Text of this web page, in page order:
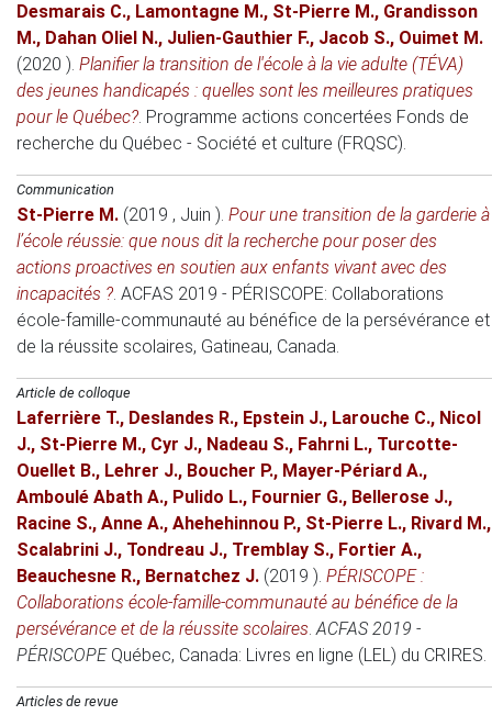
Desmarais C., Lamontagne M., St-Pierre M., Grandisson
M., Dahan Oliel N., Julien-Gauthier F., Jacob S., Ouimet M.
(2020 ). Planifier la transition de l'école à la vie adulte (TÉVA)
des jeunes handicapés : quelles sont les meilleures pratiques
pour le Québec?. Programme actions concertées Fonds de
recherche du Québec - Société et culture (FRQSC).
Communication
St-Pierre M. (2019 , Juin ). Pour une transition de la garderie à
l’école réussie: que nous dit la recherche pour poser des
actions proactives en soutien aux enfants vivant avec des
incapacités ?. ACFAS 2019 - PÉRISCOPE: Collaborations
école-famille-communauté au bénéfice de la persévérance et
de la réussite scolaires, Gatineau, Canada.
Article de colloque
Laferrière T., Deslandes R., Epstein J., Larouche C., Nicol
J., St-Pierre M., Cyr J., Nadeau S., Fahrni L., Turcotte-
Ouellet B., Lehrer J., Boucher P., Mayer-Périard A.,
Amboulé Abath A., Pulido L., Fournier G., Bellerose J.,
Racine S., Anne A., Ahehehinnou P., St-Pierre L., Rivard M.,
Scalabrini J., Tondreau J., Tremblay S., Fortier A.,
Beauchesne R., Bernatchez J. (2019 ). PÉRISCOPE :
Collaborations école-famille-communauté au bénéfice de la
persévérance et de la réussite scolaires.ACFAS 2019 -
PÉRISCOPE Québec, Canada: Livres en ligne (LEL) du CRIRES.
Articles de revue